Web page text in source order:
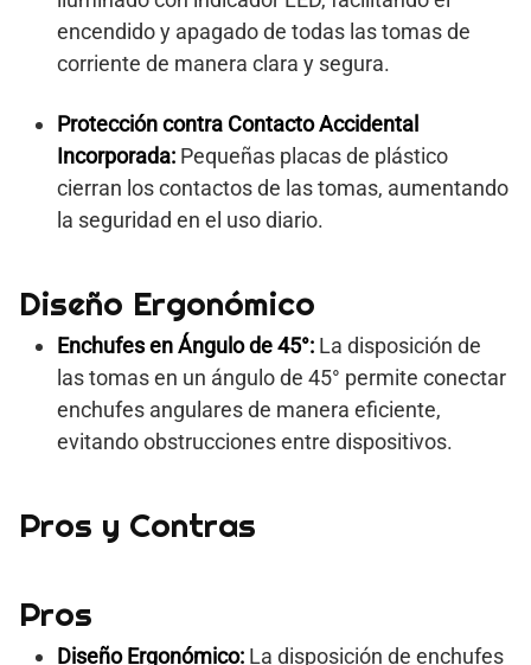
encendido y apagado de todas las tomas de
corriente de manera clara y segura.
Protección contra Contacto Accidental
Incorporada: Pequeñas placas de plástico
cierran los contactos de las tomas, aumentando
la seguridad en el uso diario.
Diseño Ergonómico
Enchufes en Ángulo de 45°: La disposición de
las tomas en un ángulo de 45° permite conectar
enchufes angulares de manera eficiente,
evitando obstrucciones entre dispositivos.
Pros y Contras
Pros
Diseño Ergonómico: La disposición de enchufes